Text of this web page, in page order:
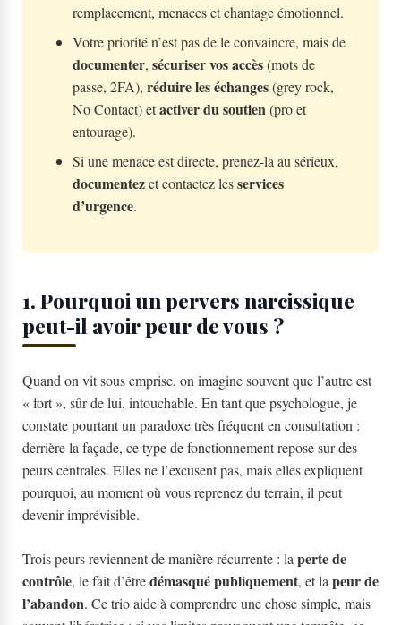
remplacement, menaces et chantage émotionnel.
Votre priorité n’est pas de le convaincre, mais de
documenter, sécuriser vos accès(mots de
passe, 2FA), réduire les échanges(grey rock,
No Contact) etactiver du soutien(pro et
entourage).
Si une menace est directe, prenez-la au sérieux,
documentezet contactez lesservices
d’urgence.
1. Pourquoi un pervers narcissique
peut-il avoir peur de vous ?
Quand on vit sous emprise, on imagine souvent que l’autre est
« fort », sûr de lui, intouchable. En tant que psychologue, je
constate pourtant un paradoxe très fréquent en consultation :
derrière la façade, ce type de fonctionnement repose sur des
peurs centrales. Elles ne l’excusent pas, mais elles expliquent
pourquoi, au moment où vous reprenez du terrain, il peut
devenir imprévisible.
Trois peurs reviennent de manière récurrente : la perte de
contrôle, le fait d’êtredémasqué publiquement, et la peur de
l’abandon. Ce trio aide à comprendre une chose simple, mais